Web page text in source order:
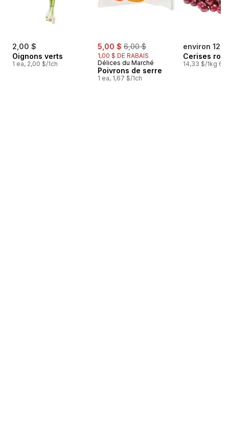
2,00 $
Oignons verts
1 ea, 2,00 $/1ch
sale:
5,00 $ , formerly:
6,00 $
1,00 $ DE RABAIS
Délices du Marché
Poivrons de serre
1 ea, 1,67 $/1ch
environ
Cerises
14,33 $/1kg